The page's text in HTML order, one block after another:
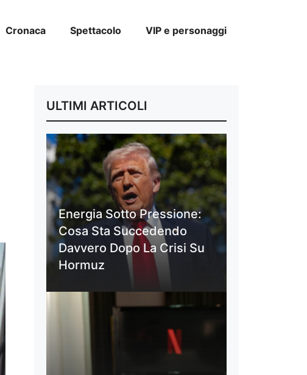
Cronaca Spettacolo VIP e personaggi
ULTIMI ARTICOLI
Energia Sotto Pressione:
Cosa Sta Succedendo
Davvero Dopo La Crisi Su
Hormuz